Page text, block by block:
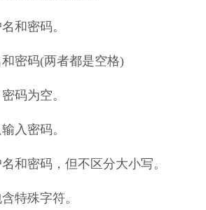
和密码。
密码(两者都是空格)
码为空。
入密码。
和密码，但不区分大小写。
特殊字符。